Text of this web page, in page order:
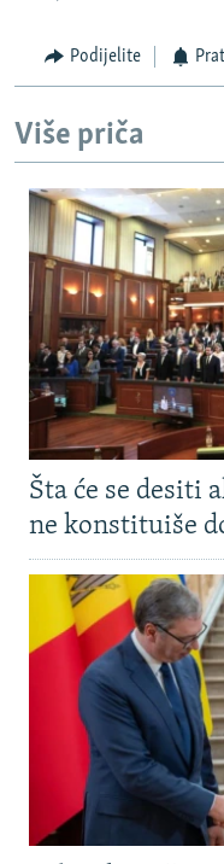
VIŠE OD NASLOVA
GENOCID U SREBRENICI
POPLAVE I KLIZIŠTA U BIH
TV LIBERTY
MOJA EVROPA
TRI DECENIJE OD RATA U
SVE KARTE DEJTONA
NASTANAK I RASPAD
Sve RFE/RL stranice
Podijelite
Više priča
Šta će se desiti
ne konstituiše